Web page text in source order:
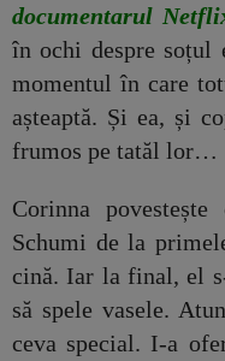
documentarul
în ochi despre soțul
momentul în care
așteaptă. Și ea, și
frumos pe tatăl lor…
Corinna
Schumi de la
cină. Iar la final, el
să spele vasele.
ceva special. I-a